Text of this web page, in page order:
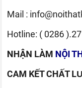
Mail :
Hotline: ( 0286
NHẬN LÀM NỘI
CAM KẾT CHẤT